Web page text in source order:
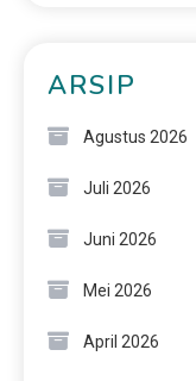
ARSIP
Agustus 2026
Juli 2026
Juni 2026
Mei 2026
April 2026